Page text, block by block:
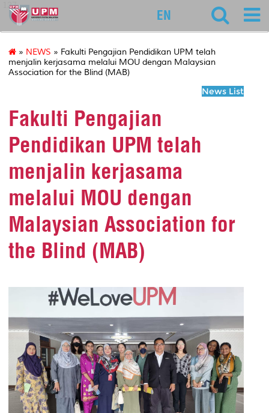
127
EN
» NEWS » Fakulti Pengajian Pendidikan UPM telah
menjalin kerjasama melalui MOU dengan Malaysian
Association for the Blind (MAB)
News List
Fakulti Pengajian
Pendidikan UPM telah
menjalin kerjasama
melalui MOU dengan
Malaysian Association for
the Blind (MAB)